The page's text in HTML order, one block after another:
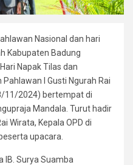
Nasional dan hari
Kabupaten Badung
Napak Tilas dan
I Gusti Ngurah Rai
11/2024) bertempat di
Mandala. Turut hadir
Wirata, Kepala OPD di
upacara.
IB. Surya Suamba